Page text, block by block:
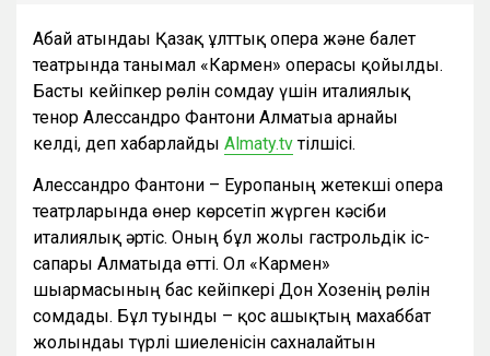
Абай атындағы Қазақ ұлттық опера және балет
театрында танымал «Кармен» операсы қойылды.
Басты кейіпкер рөлін сомдау үшін италиялық
тенор Алессандро Фантони Алматыға арнайы
келді, деп хабарлайды Almaty.tvтілшісі.
Алессандро Фантони – Еуропаның жетекші опера
театрларында өнер көрсетіп жүрген кәсіби
италиялық әртіс. Оның бұл жолғы гастрольдік іс-
сапары Алматыда өтті. Ол «Кармен»
шығармасының бас кейіпкері Дон Хозенің рөлін
сомдады. Бұл туынды – қос ғашықтың махаббат
жолындағы түрлі шиеленісін сахналайтын